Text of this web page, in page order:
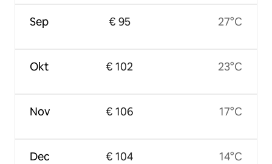
Sep
Okt
Nov
Dec
€ 95
€ 102
€ 106
€ 104
27°C
23°C
17°C
14°C